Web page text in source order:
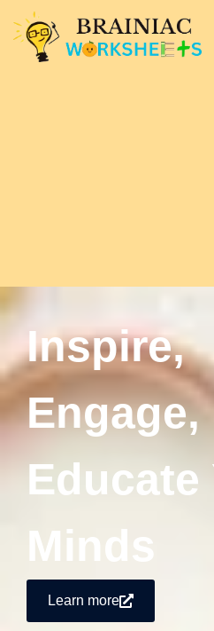
Inspire,
Engage,
Educate
Minds
Learn more